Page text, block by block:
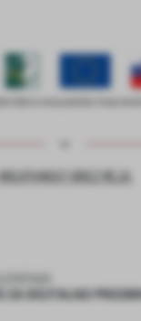
KREATIVNOST BREZ MEJA